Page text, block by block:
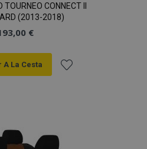
CONNECT II
(2013-2018)
€
A La Cesta
Lista